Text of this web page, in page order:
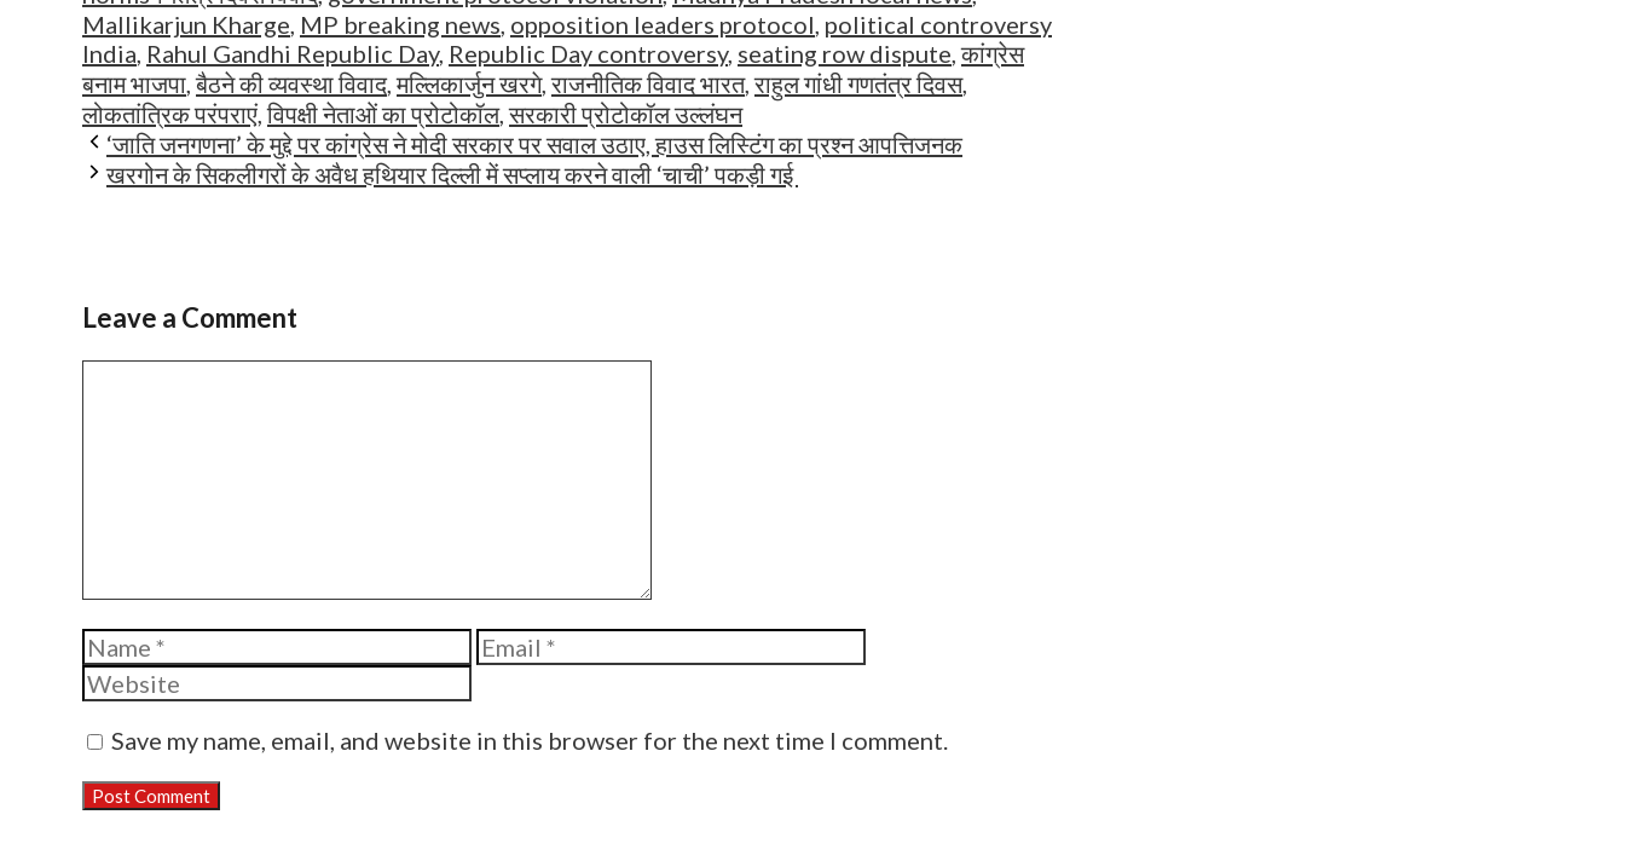
Mallikarjun Kharge MP breaking news opposition leaders protocol political controversy
India Rahul Gandhi Republic Day, Republic Day controversy, seating row dispute ,कांग्रेस
बनाम भाजपा ,बैठने की व्यवस्था विवाद,मल्लिकार्जुन खरगे,राजनीतिक विवाद भारत,राहुल गांधी गणतंत्र दिवस,
लोकतांत्रिक परंपराएं,विपक्षी नेताओं का प्रोटोकॉल,सरकारी प्रोटोकॉल उल्लंघन
‘जाति जनगणना’ के मुद्दे पर कांग्रेस ने मोदी सरकार पर सवाल उठाए, हाउस लिस्टिंग का प्रश्न आपत्तिजनक
खरगोन के सिकलीगरों के अवैध हथियार दिल्ली में सप्लाय करने वाली ‘चाची’ पकड़ी गई
Leave a Comment
Name Email
Save my name, email, and website in this browser for the next time I comment.